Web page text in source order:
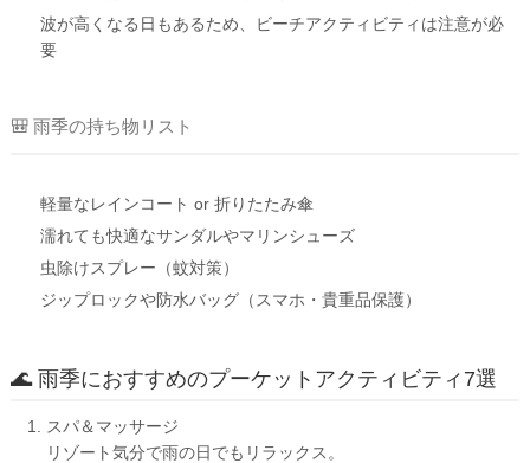
波が高くなる日もあるため、ビーチアクティビティは注意が必
要
🎒 雨季の持ち物リスト
軽量なレインコート or 折りたたみ傘
濡れても快適なサンダルやマリンシューズ
虫除けスプレー（蚊対策）
ジップロックや防水バッグ（スマホ・貴重品保護）
🌊 雨季におすすめのプーケットアクティビティ7選
スパ＆マッサージ
リゾート気分で雨の日でもリラックス。